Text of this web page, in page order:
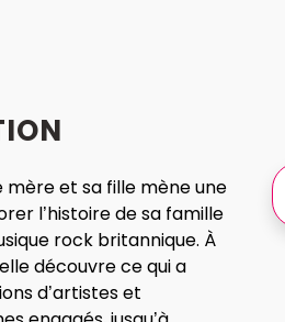
et sa fille mène une
l’histoire de sa famille
rock britannique. À
découvre ce qui a
d’artistes et